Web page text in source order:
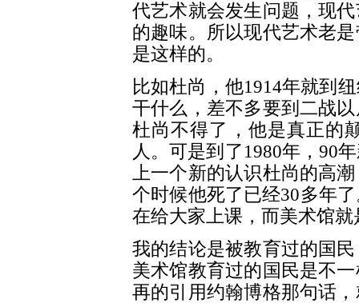
代艺术就会发生问题，现
的趣味。所以现代艺术老
是这样的。
比如杜尚，他1914年就到
干什么，差不多要到二战
杜尚不得了，他是真正的
人。可是到了1980年，90
上一个新的认识杜尚的高
个时候他死了已经30多年
在给大家上课，而美术馆
我的结论是被教育过的国
美术馆教育过的国民是不
再的引用约翰博格那句话